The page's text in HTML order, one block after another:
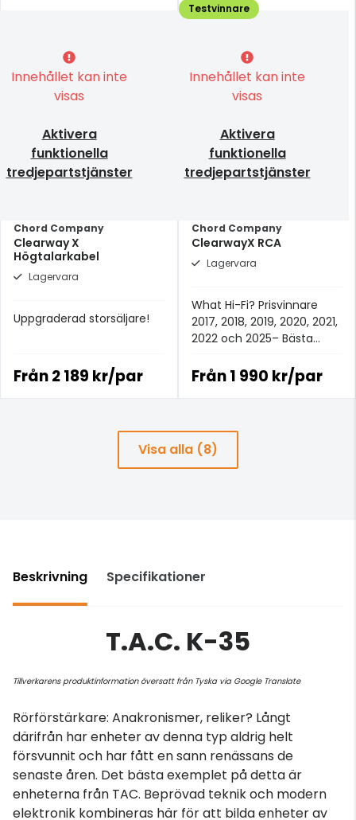
Innehållet kan inte
visas
Aktivera
funktionella
tredjepartstjänster
Chord Company
Clearway X
Högtalarkabel
Lagervara
Uppgraderad storsäljare!
Från2 189 kr/par
Innehållet kan inte
visas
Aktivera
funktionella
tredjepartstjänster
Chord Company
ClearwayX RCA
Lagervara
What Hi-Fi? Prisvinnare
2017, 2018, 2019, 2020, 2021,
2022 och 2025– Bästa
£100+.
Testvinnare
Från1 990 kr/par
Visa alla (8)
Beskrivning Specifikationer
T.A.C. K-35
Tillverkarens produktinformation översatt från Tyska via Google Translate
Rörförstärkare: Anakronismer, reliker? Långt
därifrån har enheter av denna typ aldrig helt
försvunnit och har fått en sann renässans de
senaste åren. Det bästa exemplet på detta är
enheterna från TAC. Beprövad teknik och modern
elektronik kombineras här för att bilda enheter av